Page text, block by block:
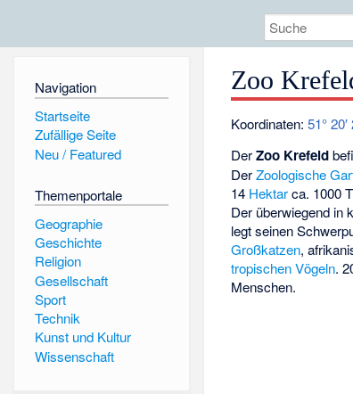
Navigation
Startseite
Zufällige Seite
Neu / Featured
Themenportale
Geographie
Geschichte
Religion
Gesellschaft
Sport
Technik
Kunst und Kultur
Wissenschaft
Zoo
Koordinaten:51° 20′
DerZoo Krefeld
DerZoologische
14 Hektarca. 1000
Der überwiegend in
legt seinen
Großkatzen,
tropischen Vögeln.
Menschen.